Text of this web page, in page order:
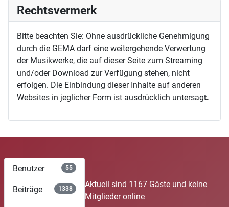
Rechtsvermerk
Bitte beachten Sie: Ohne ausdrückliche Genehmigung
durch die GEMA darf eine weitergehende Verwertung
der Musikwerke, die auf dieser Seite zum Streaming
und/oder Download zur Verfügung stehen, nicht
erfolgen. Die Einbindung dieser Inhalte auf anderen
Websites in jeglicher Form ist ausdrücklich untersagt.
Benutzer 55
Beiträge 1338
Aktuell sind 1167 Gäste und keine
Mitglieder online